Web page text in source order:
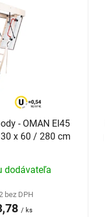
- OMAN EI45
x 60 / 280 cm
hodnotenie
produktu
je
dodávateľa
bez DPH
/ ks